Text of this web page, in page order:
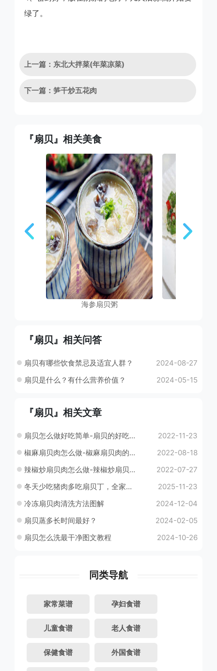
绿了。
上一篇：东北大拌菜(年菜凉菜)
下一篇：笋干炒五花肉
『扇贝』相关美食
海参扇贝粥
『扇贝』相关问答
扇贝有哪些饮食禁忌及适宜人群？
2024-08-27
扇贝是什么？有什么营养价值？
2024-05-15
『扇贝』相关文章
扇贝怎么做好吃简单-扇贝的好吃做法
2022-11-23
椒麻扇贝肉怎么做-椒麻扇贝肉的做法
2022-08-18
辣椒炒扇贝肉怎么做-辣椒炒扇贝肉的做法
2022-07-27
冬天少吃猪肉多吃扇贝丁，全家人吃了补脑又补锌
2025-11-23
冷冻扇贝肉清洗方法图解
2024-12-04
扇贝蒸多长时间最好？
2024-02-05
扇贝怎么洗最干净图文教程
2024-10-26
同类导航
家常菜谱 孕妇食谱
儿童食谱 老人食谱
保健食谱 外国食谱